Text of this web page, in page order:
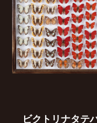
ビクトリナタテ